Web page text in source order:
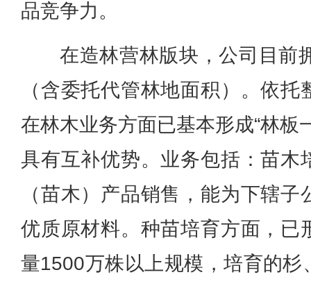
品竞争力。
在造林营林版块，公司目前
（含委托代管林地面积）。依
在林木业务方面已基本形成“林板
具有互补优势。业务包括：苗木
（苗木）产品销售，能为下辖
优质原材料。种苗培育方面，已
量1500万株以上规模，培育的杉